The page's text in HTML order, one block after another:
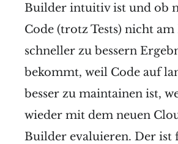
Builder intuitiv ist und ob
Code (trotz Tests) nicht am
schneller zu bessern
bekommt, weil Code auf
besser zu maintainen ist,
wieder mit dem neuen
Builder evaluieren. Der ist